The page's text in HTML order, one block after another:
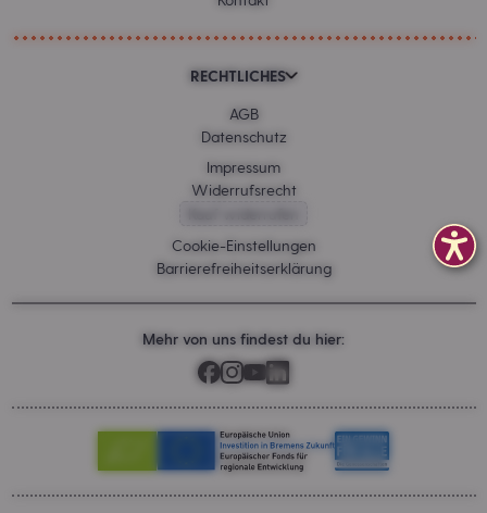
RECHTLICHES
AGB
Datenschutz
Impressum
Widerrufsrecht
Cookie-Einstellungen
Barrierefreiheitserklärung
Mehr von uns findest du hier: